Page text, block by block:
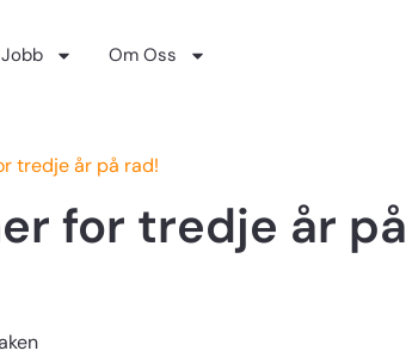
Jobb Om Oss
tredje år på rad!
for tredje år på